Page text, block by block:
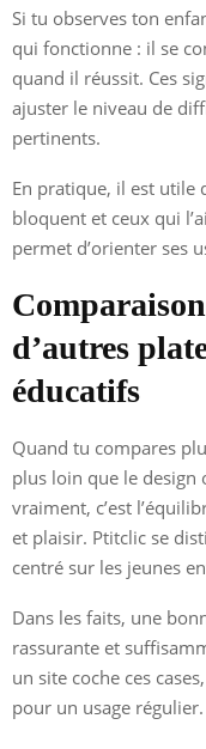
Si tu observes ton
qui fonctionne : il se
quand il réussit. Ces
ajuster le niveau de
pertinents.
En pratique, il est utile
bloquent et ceux qui
permet d’orienter ses
d’autres
éducatifs
Quand tu compares
plus loin que le design
vraiment, c’est
et plaisir. Ptitclic se
centré sur les jeunes
Dans les faits, une
rassurante et
un site coche ces
pour un usage régulier.